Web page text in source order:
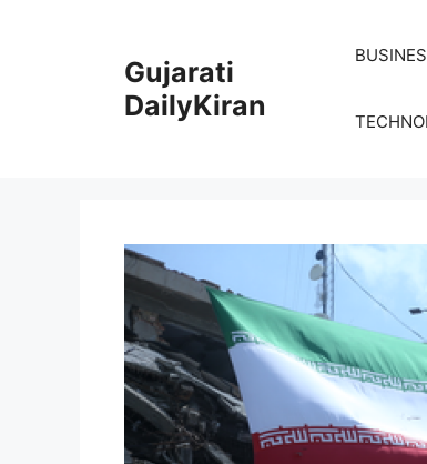
Gujarati
DailyKiran